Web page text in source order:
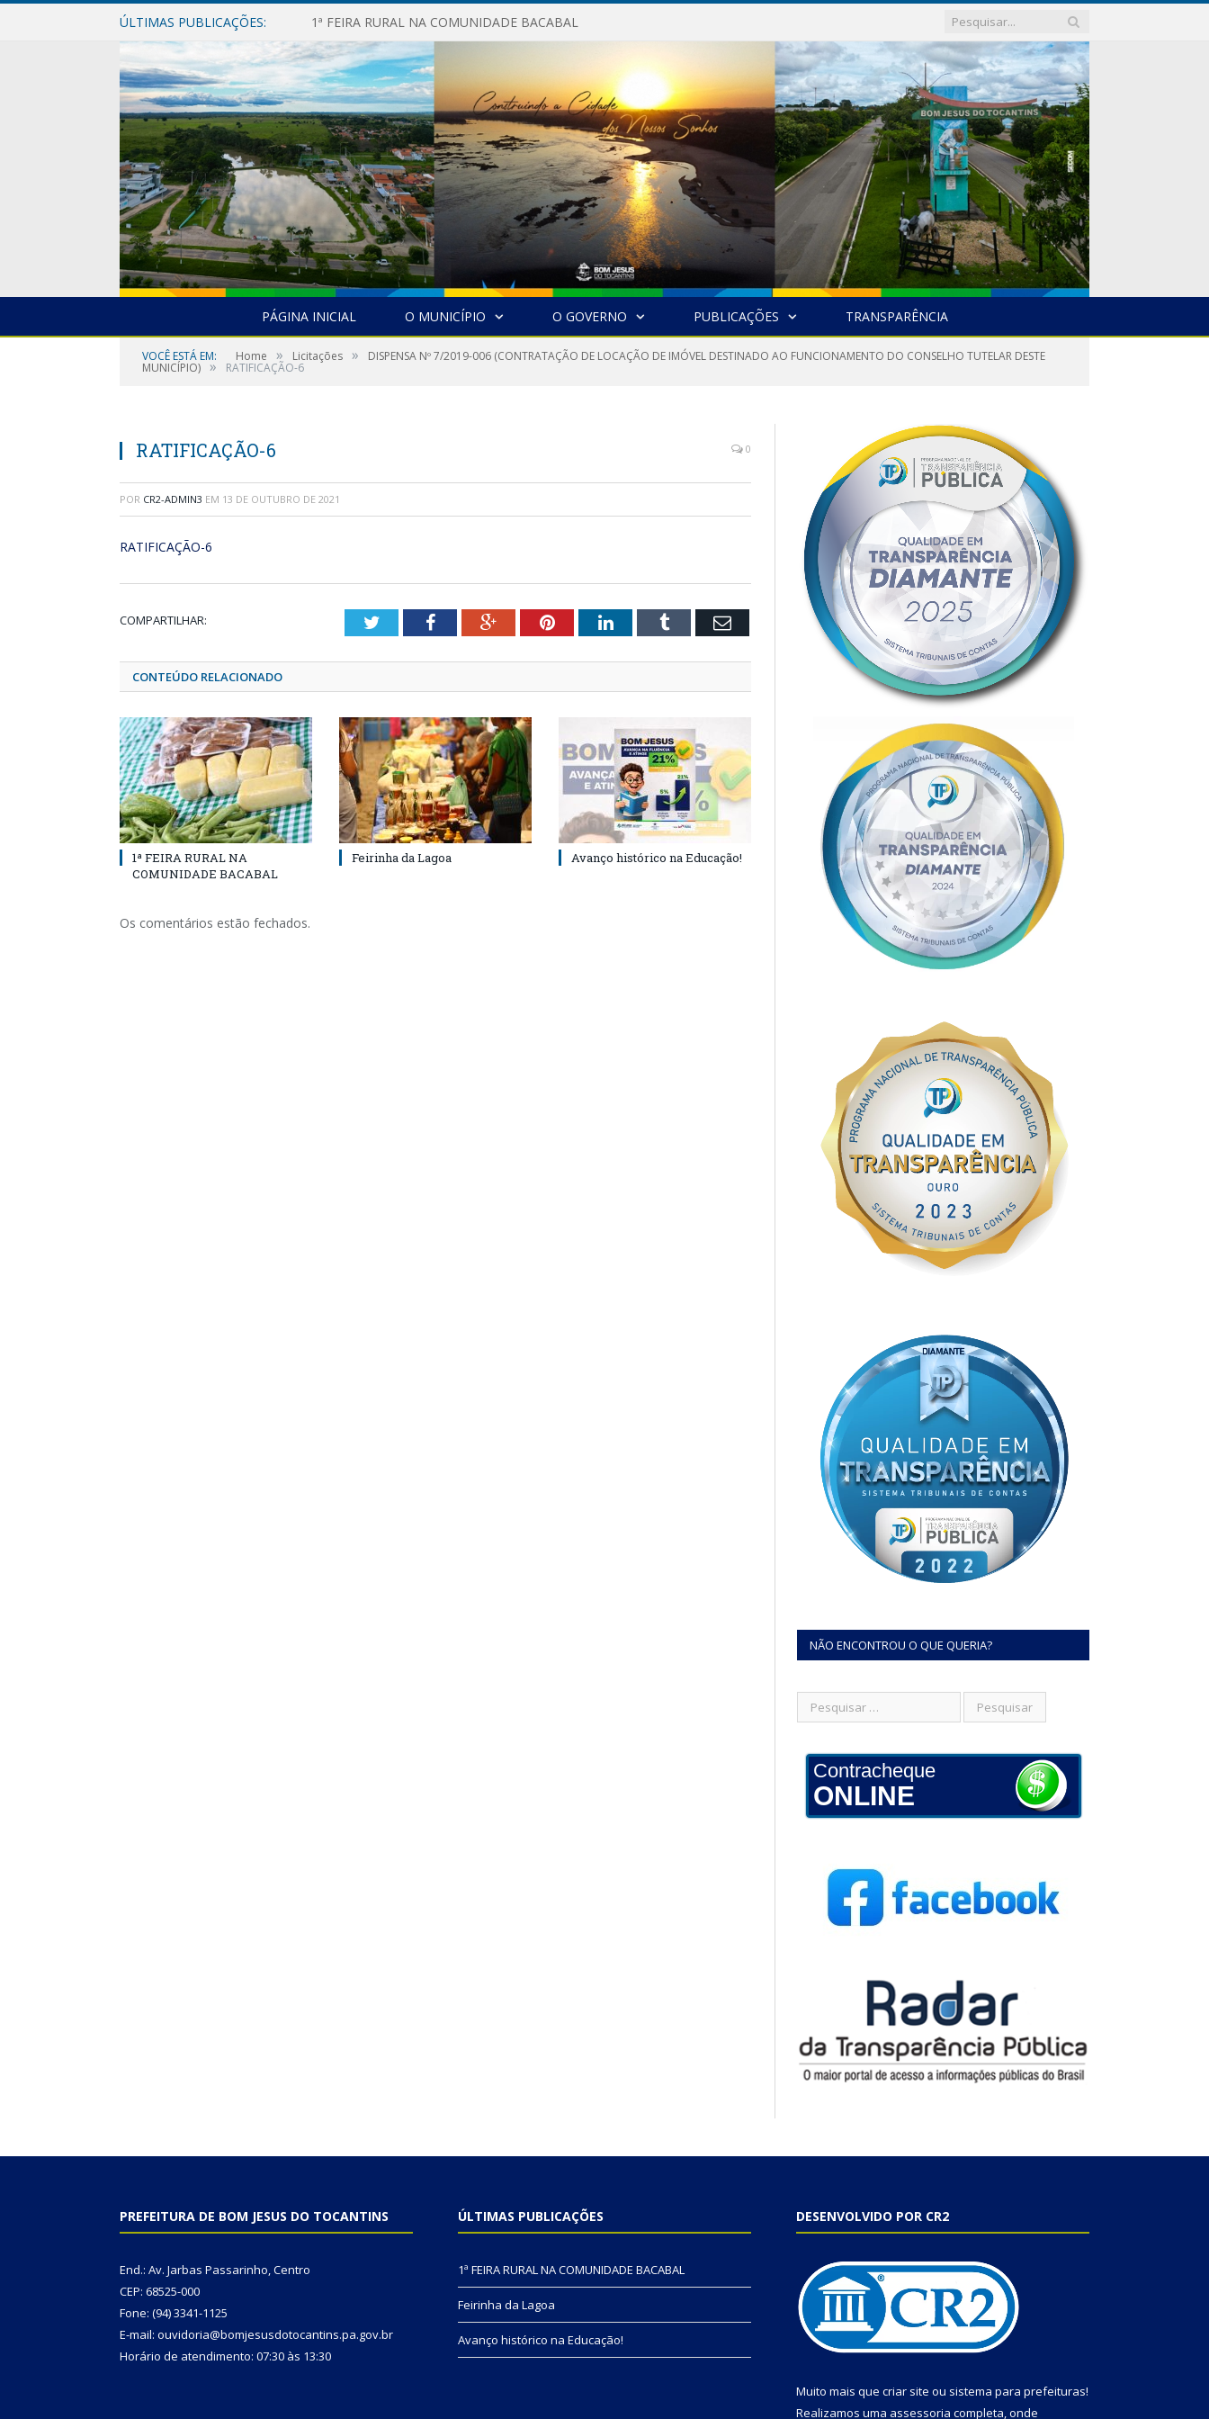
ÚLTIMAS PUBLICAÇÕES: 1ª FEIRA RURAL NA COMUNIDADE BACABAL
PÁGINA INICIAL O MUNICÍPIO O GOVERNO PUBLICAÇÕES TRANSPARÊNCIA
VOCÊ ESTÁ EM: Home » Licitações » DISPENSA Nº 7/2019-006 (CONTRATAÇÃO DE LOCAÇÃO DE IMÓVEL DESTINADO AO FUNCIONAMENTO DO CONSELHO TUTELAR DESTE
MUNICÍPIO) » RATIFICAÇÃO-6
RATIFICAÇÃO-6 0
POR CR2-ADMIN3 EM 13 DE OUTUBRO DE 2021
RATIFICAÇÃO-6
COMPARTILHAR: TwitterFacebookGoogle+PinterestLinkedInTumblr Email
CONTEÚDO RELACIONADO
1ª FEIRA RURAL NA
COMUNIDADE BACABAL
Feirinha da Lagoa Avanço histórico na Educação!
Os comentários estão fechados.
NÃO ENCONTROU O QUE QUERIA?
Contracheque
ONLINE
PREFEITURA DE BOM JESUS DO TOCANTINS
End.: Av. Jarbas Passarinho, Centro
CEP: 68525-000
Fone: (94) 3341-1125
E-mail: ouvidoria@bomjesusdotocantins.pa.gov.br
Horário de atendimento: 07:30 às 13:30
ÚLTIMAS PUBLICAÇÕES
1ª FEIRA RURAL NA COMUNIDADE BACABAL
Feirinha da Lagoa
Avanço histórico na Educação!
DESENVOLVIDO POR CR2
Muito mais que criar site ou sistema para prefeituras!
Realizamos uma assessoria completa, onde